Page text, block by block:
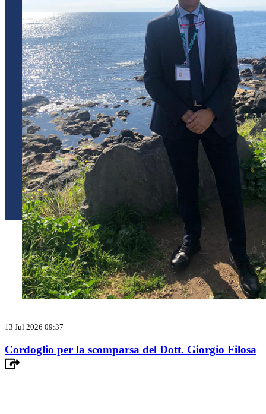
13 Jul 2026 09:37
Cordoglio per la scomparsa del Dott. Giorgio Filosa